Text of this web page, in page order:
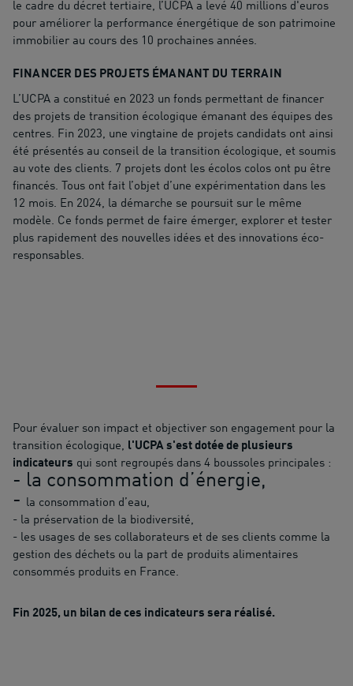
le cadre du décret tertiaire, l’UCPA a levé 40 millions d'euros
pour améliorer la performance énergétique de son patrimoine
immobilier au cours des 10 prochaines années.
FINANCER DES PROJETS ÉMANANT DU TERRAIN
L’UCPA a constitué en 2023 un fonds permettant de financer
des projets de transition écologique émanant des équipes des
centres. Fin 2023, une vingtaine de projets candidats ont ainsi
été présentés au conseil de la transition écologique, et soumis
au vote des clients. 7 projets dont les écolos colos ont pu être
financés. Tous ont fait l’objet d’une expérimentation dans les
12 mois. En 2024, la démarche se poursuit sur le même
modèle. Ce fonds permet de faire émerger, explorer et tester
plus rapidement des nouvelles idées et des innovations éco-
responsables.
Pour évaluer son impact et objectiver son engagement pour la
transition écologique, l'UCPA s'est dotée de plusieurs
indicateurs qui sont regroupés dans 4 boussoles principales :
- la consommation d’énergie,
- la consommation d’eau,
- la préservation de la biodiversité,
- les usages de ses collaborateurs et de ses clients comme la
gestion des déchets ou la part de produits alimentaires
consommés produits en France.
Fin 2025, un bilan de ces indicateurs sera réalisé.